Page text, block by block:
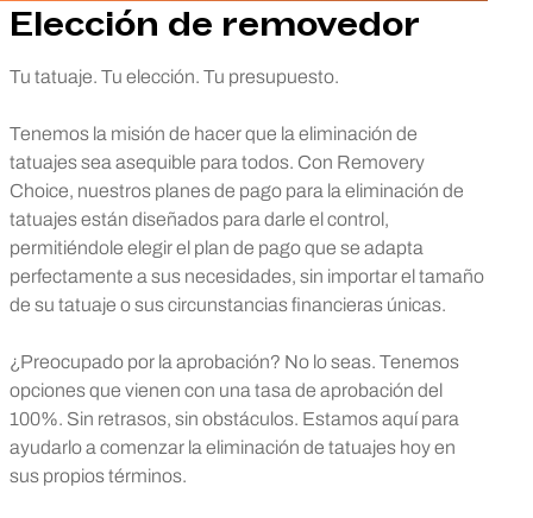
Elección de removedor
Tu tatuaje. Tu elección. Tu presupuesto.
Tenemos la misión de hacer que la eliminación de
tatuajes sea asequible para todos. Con Removery
Choice, nuestros planes de pago para la eliminación de
tatuajes están diseñados para darle el control,
permitiéndole elegir el plan de pago que se adapta
perfectamente a sus necesidades, sin importar el tamaño
de su tatuaje o sus circunstancias financieras únicas.
¿Preocupado por la aprobación? No lo seas. Tenemos
opciones que vienen con una tasa de aprobación del
100%. Sin retrasos, sin obstáculos. Estamos aquí para
ayudarlo a comenzar la eliminación de tatuajes hoy en
sus propios términos.